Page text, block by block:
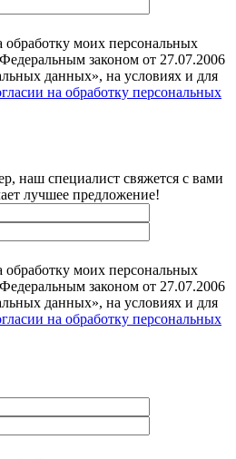
обработку моих персональных
законом от 27.07.2006
данных», на условиях и для
на обработку персональных
наш специалист свяжется с вами
лучшее предложение!
обработку моих персональных
законом от 27.07.2006
данных», на условиях и для
на обработку персональных